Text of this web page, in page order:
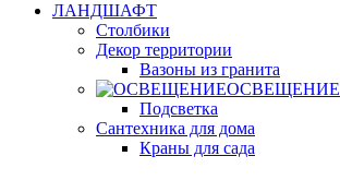
ЛАНДШАФТ
Столбики
Декор территории
Вазоны из гранита
ОСВЕЩЕНИЕ
Подсветка
Сантехника для дома
Краны для сада